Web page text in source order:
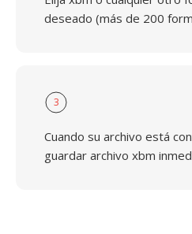
deseado (más de 200
3
Cuando su archivo está
guardar archivo xbm